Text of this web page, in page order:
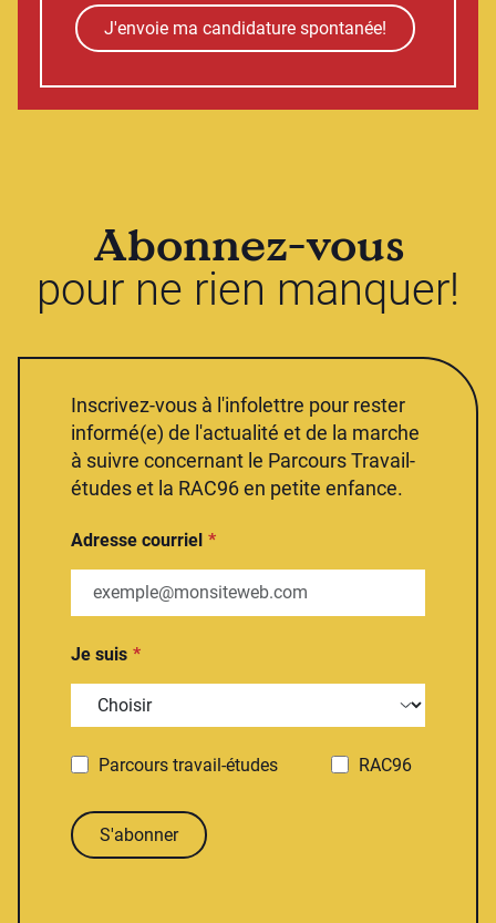
J'envoie ma candidature spontanée!
Abonnez-vous
pour ne rien manquer!
Inscrivez-vous à l'infolettre pour rester
informé(e) de l'actualité et de la marche
à suivre concernant le Parcours Travail-
études et la RAC96 en petite enfance.
Adresse courriel
Je suis
Parcours travail-études RAC96
S'abonner